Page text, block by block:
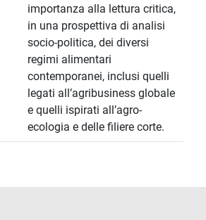
importanza alla lettura critica,
in una prospettiva di analisi
socio-politica, dei diversi
regimi alimentari
contemporanei, inclusi quelli
legati all’agribusiness globale
e quelli ispirati all’agro-
ecologia e delle filiere corte.